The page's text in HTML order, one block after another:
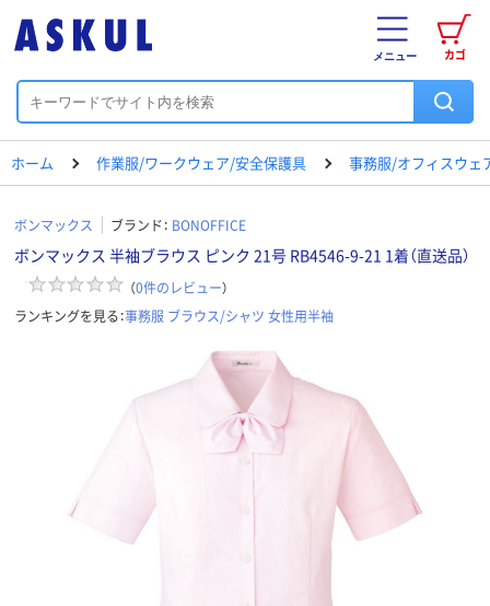
カゴ
メニュー
ホーム 作業服/ワークウェア/安全保護具 事務服/オフィスウェ
ボンマックス ブランド： BONOFFICE
ボンマックス 半袖ブラウス ピンク 21号 RB4546-9-21 1着（直送品）
（0件のレビュー）
ランキングを見る：事務服 ブラウス/シャツ 女性用半袖